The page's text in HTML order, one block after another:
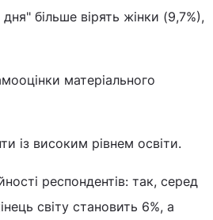
більше вірять жінки (9,7%),
матеріального
із високим рівнем освіти.
респондентів: так, серед
світу становить 6%, а